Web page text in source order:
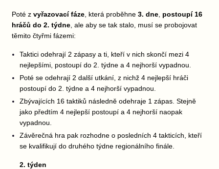
Poté z vyřazovací fáze , která proběhne 3. dne postoupí 16
hráčů do 2. týdne , ale aby se tak stalo, musí se probojovat
těmito čtyřmi fázemi:
Taktici odehrají 2 zápasy a ti, kteří v nich skončí mezi 4
nejlepšími, postoupí do 2. týdne a 4 nejhorší vypadnou.
Poté se odehrají 2 další utkání, z nichž 4 nejlepší hráči
postoupí do 2. týdne a 4 nejhorší vypadnou.
Zbývajících 16 taktiků následně odehraje 1 zápas. Stejně
jako předtím 4 nejlepší postoupí a 4 nejhorší naopak
vypadnou.
Závěrečná hra pak rozhodne o posledních 4 takticích, kteří
se kvalifikují do druhého týdne regionálního finále.
2. týden